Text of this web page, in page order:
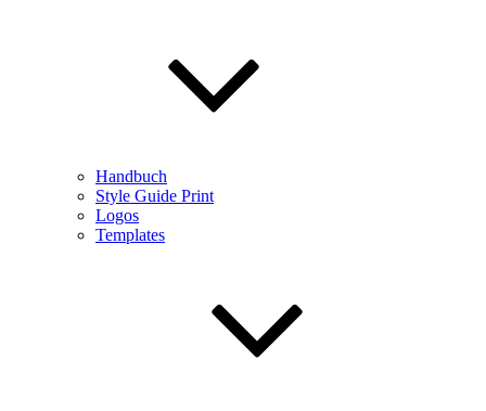
Handbuch
Style Guide Print
Logos
Templates